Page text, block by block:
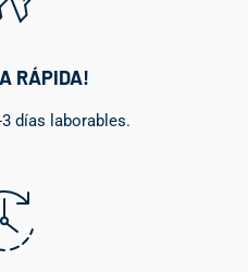
RÁPIDA!
días laborables.